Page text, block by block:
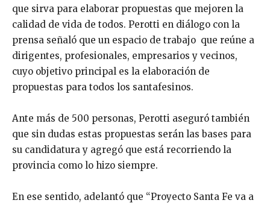
que sirva para elaborar propuestas que mejoren la
calidad de vida de todos. Perotti en diálogo con la
prensa señaló que un espacio de trabajo que reúne a
dirigentes, profesionales, empresarios y vecinos,
cuyo objetivo principal es la elaboración de
propuestas para todos los santafesinos.
Ante más de 500 personas, Perotti aseguró también
que sin dudas estas propuestas serán las bases para
su candidatura y agregó que está recorriendo la
provincia como lo hizo siempre.
En ese sentido, adelantó que “Proyecto Santa Fe va a